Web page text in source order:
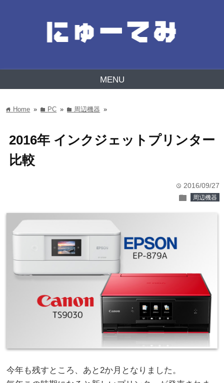
MENU
home Home » folder PC » folder 周辺機器 »
2016年 インクジェットプリンター
比較
time 2016/09/27
folder 周辺機器
今年も残すところ、あと2か月となりました。